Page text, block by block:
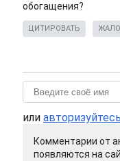
обогащения?
ЦИТИРОВАТЬ
или авторизуйтесь
Комментарии от
появляются на